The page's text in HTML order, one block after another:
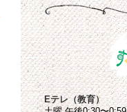
Eテレ（教育）